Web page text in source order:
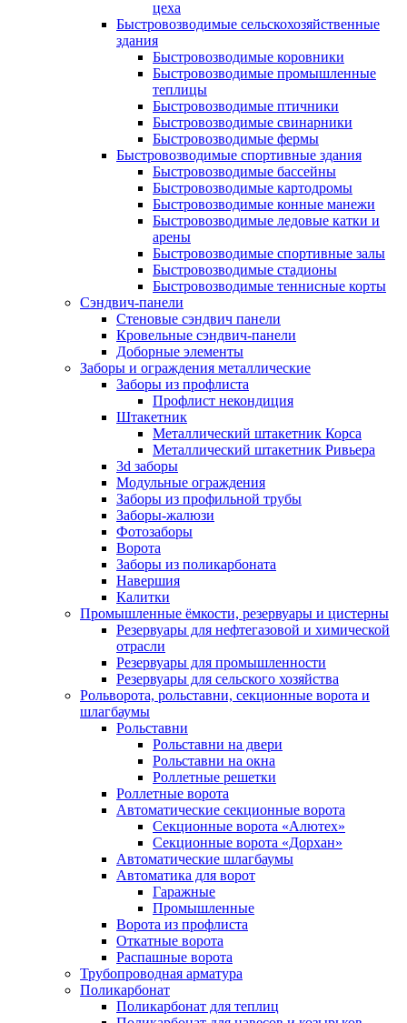
цеха
Быстровозводимые сельскохозяйственные
здания
Быстровозводимые коровники
Быстровозводимые промышленные
теплицы
Быстровозводимые птичники
Быстровозводимые свинарники
Быстровозводимые фермы
Быстровозводимые спортивные здания
Быстровозводимые бассейны
Быстровозводимые картодромы
Быстровозводимые конные манежи
Быстровозводимые ледовые катки и
арены
Быстровозводимые спортивные залы
Быстровозводимые стадионы
Быстровозводимые теннисные корты
Сэндвич-панели
Стеновые сэндвич панели
Кровельные сэндвич-панели
Доборные элементы
Заборы и ограждения металлические
Заборы из профлиста
Профлист некондиция
Штакетник
Металлический штакетник Корса
Металлический штакетник Ривьера
3d заборы
Модульные ограждения
Заборы из профильной трубы
Заборы-жалюзи
Фотозаборы
Ворота
Заборы из поликарбоната
Навершия
Калитки
Промышленные ёмкости, резервуары и цистерны
Резервуары для нефтегазовой и химической
отрасли
Резервуары для промышленности
Резервуары для сельского хозяйства
Рольворота, рольставни, секционные ворота и
шлагбаумы
Рольставни
Рольставни на двери
Рольставни на окна
Роллетные решетки
Роллетные ворота
Автоматические секционные ворота
Секционные ворота «Алютех»
Секционные ворота «Дорхан»
Автоматические шлагбаумы
Автоматика для ворот
Гаражные
Промышленные
Ворота из профлиста
Откатные ворота
Распашные ворота
Трубопроводная арматура
Поликарбонат
Поликарбонат для теплиц